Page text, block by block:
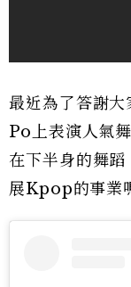
最近為了答謝
Po上表演人氣
在下半身的舞
展Kpop的事業